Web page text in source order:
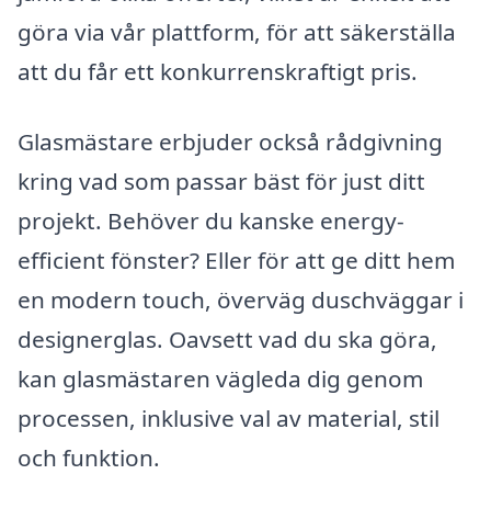
göra via vår plattform, för att säkerställa
att du får ett konkurrenskraftigt pris.
Glasmästare erbjuder också rådgivning
kring vad som passar bäst för just ditt
projekt. Behöver du kanske energy-
efficient fönster? Eller för att ge ditt hem
en modern touch, överväg duschväggar i
designerglas. Oavsett vad du ska göra,
kan glasmästaren vägleda dig genom
processen, inklusive val av material, stil
och funktion.